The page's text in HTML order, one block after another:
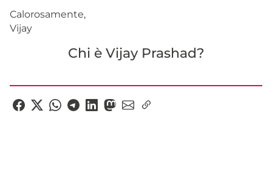
Calorosamente,
Vijay
Chi è Vijay Prashad?